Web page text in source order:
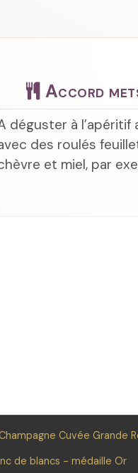
Accord
déguster à l’apéritif
des roulés
et miel, par
Cuvée Grande
de blancs - médaille Or